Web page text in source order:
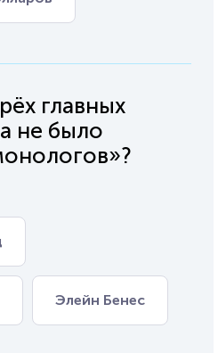
главных
не было
Элейн Бенес